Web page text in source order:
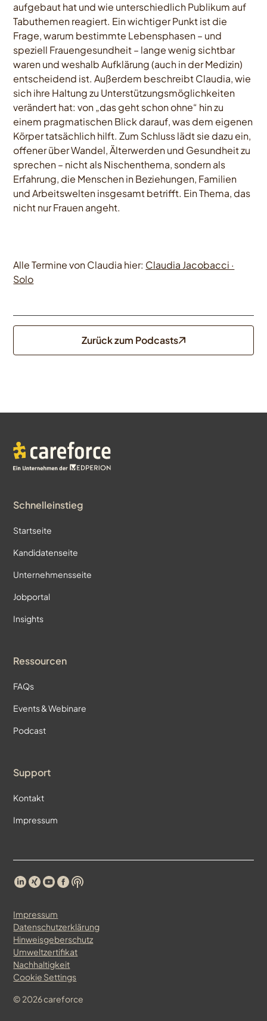
aufgebaut hat und wie unterschiedlich Publikum auf
Tabuthemen reagiert. Ein wichtiger Punkt ist die
Frage, warum bestimmte Lebensphasen – und
speziell Frauengesundheit – lange wenig sichtbar
waren und weshalb Aufklärung (auch in der Medizin)
entscheidend ist. Außerdem beschreibt Claudia, wie
sich ihre Haltung zu Unterstützungsmöglichkeiten
verändert hat: von „das geht schon ohne“ hin zu
einem pragmatischen Blick darauf, was dem eigenen
Körper tatsächlich hilft. Zum Schluss lädt sie dazu ein,
offener über Wandel, Älterwerden und Gesundheit zu
sprechen – nicht als Nischenthema, sondern als
Erfahrung, die Menschen in Beziehungen, Familien
und Arbeitswelten insgesamt betrifft. Ein Thema, das
nicht nur Frauen angeht.
Alle Termine von Claudia hier: Claudia Jacobacci ·
Solo
Zurück zum Podcasts
Schnelleinstieg
Startseite
Kandidatenseite
Unternehmensseite
Jobportal
Insights
Ressourcen
FAQs
Events & Webinare
Podcast
Support
Kontakt
Impressum
© 2026careforce
Impressum
Datenschutzerklärung
Hinweisgeberschutz
Umweltzertifikat
Nachhaltigkeit
Cookie Settings